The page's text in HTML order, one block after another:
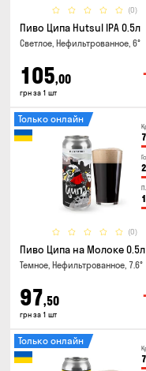
(0)
Пиво Ципа Hutsul IPA 0.5л
Светлое, Нефильтрованное, 6°
105,00
грн за 1 шт
(0)
Только онлайн
Пиво Ципа на Молоке 0.5л
Темное, Нефильтрованное, 7.6°
97,50
грн за 1 шт
Только онлайн